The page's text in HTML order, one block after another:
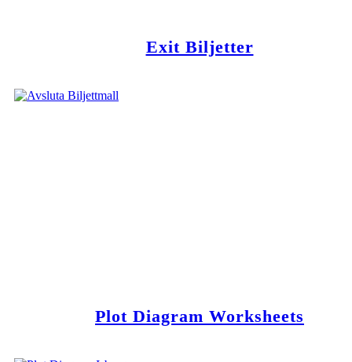
Exit Biljetter
Plot Diagram Worksheets